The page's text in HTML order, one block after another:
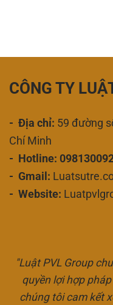
CÔNG TY
- Địa chỉ: 59 đường
Chí Minh
- Hotline:
- Gmail:
- Website:
"Luật PVL Group
quyền lợi hợp
chúng tôi cam kết